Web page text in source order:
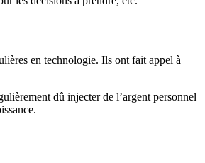
en technologie. Ils ont fait appel à
dû injecter de l’argent personnel